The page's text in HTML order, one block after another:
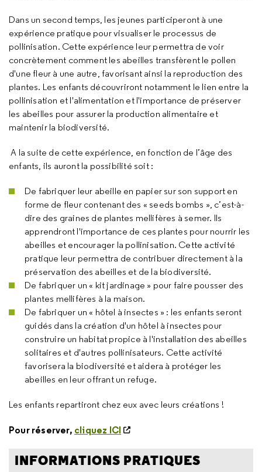
Dans un second temps, les jeunes participeront à une
expérience pratique pour visualiser le processus de
pollinisation. Cette expérience leur permettra de voir
concrètement comment les abeilles transfèrent le pollen
d'une fleur à une autre, favorisant ainsi la reproduction des
plantes. Les enfants découvriront notamment le lien entre la
pollinisation et l'alimentation et l'importance de préserver
les abeilles pour assurer la production alimentaire et
maintenir la biodiversité.
A la suite de cette expérience, en fonction de l’âge des
enfants, ils auront la possibilité soit :
De fabriquer leur abeille en papier sur son support en
forme de fleur contenant des « seeds bombs », c’est-à-
dire des graines de plantes mellifères à semer. Ils
apprendront l'importance de ces plantes pour nourrir les
abeilles et encourager la pollinisation. Cette activité
pratique leur permettra de contribuer directement à la
préservation des abeilles et de la biodiversité.
De fabriquer un « kit jardinage » pour faire pousser des
plantes mellifères à la maison.
De fabriquer un « hôtel à insectes » : les enfants seront
guidés dans la création d'un hôtel à insectes pour
construire un habitat propice à l'installation des abeilles
solitaires et d'autres pollinisateurs. Cette activité
favorisera la biodiversité et aidera à protéger les
abeilles en leur offrant un refuge.
Les enfants repartiront chez eux avec leurs créations !
Pour réserver, cliquez ICI
INFORMATIONS PRATIQUES